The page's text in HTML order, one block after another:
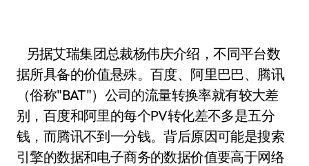
另据艾瑞集团总裁杨伟庆介绍，不同平台数
据所具备的价值悬殊。百度、阿里巴巴、腾讯
（俗称"BAT"）公司的流量转换率就有较大差
别，百度和阿里的每个PV转化差不多是五分
钱，而腾讯不到一分钱。背后原因可能是搜索
引擎的数据和电子商务的数据价值要高于网络